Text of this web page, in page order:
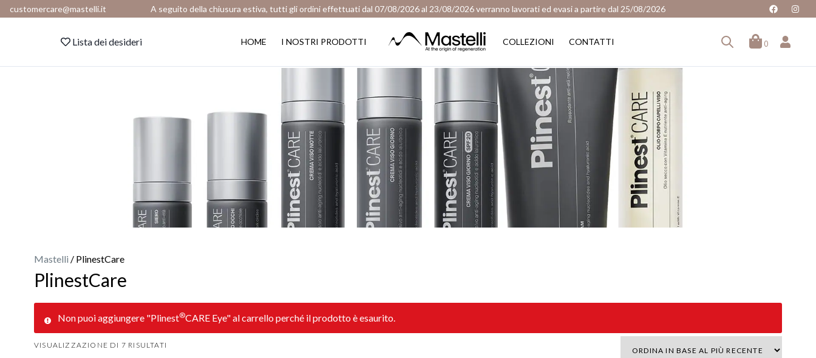
customercare@mastelli.it A seguito della chiusura estiva, tutti gli ordini effettuati dal 07/08/2026 al 23/08/2026 verranno lavorati ed evasi a partire dal 25/08/2026
Lista dei desideri HOME I NOSTRI PRODOTTI COLLEZIONI CONTATTI 0
Mastelli / PlinestCare
PlinestCare
Non puoi aggiungere "Plinest®CARE Eye" al carrello perché il prodotto è esaurito.
VISUALIZZAZIONE DI 7 RISULTATI